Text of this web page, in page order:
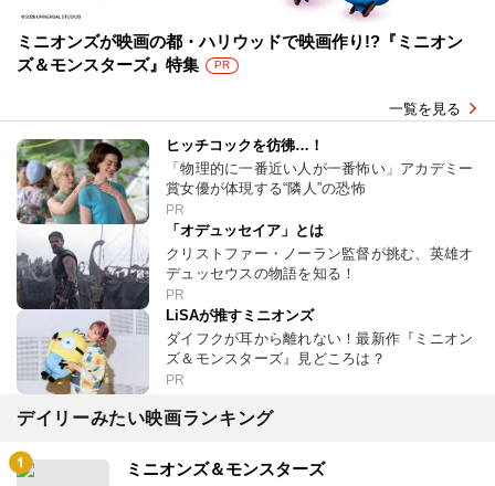
ミニオンズが映画の都・ハリウッドで映画作り!?『ミニオン
ズ＆モンスターズ』特集
PR
一覧を見る
ヒッチコックを彷彿…！
「物理的に一番近い人が一番怖い」アカデミー
賞女優が体現する“隣人”の恐怖
PR
「オデュッセイア」とは
クリストファー・ノーラン監督が挑む、英雄オ
デュッセウスの物語を知る！
PR
LiSAが推すミニオンズ
ダイフクが耳から離れない！最新作『ミニオン
ズ＆モンスターズ』見どころは？
PR
デイリーみたい映画ランキング
ミニオンズ＆モンスターズ